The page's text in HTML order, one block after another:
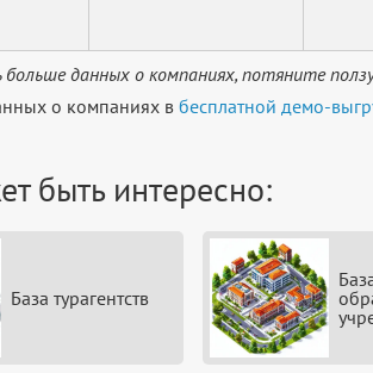
данных о компаниях, потяните
о компаниях в бесплатной демо-
быть интересно:
База турагентств